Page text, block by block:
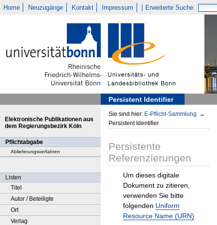
Home Neuzugänge Kontakt Impressum Erweiterte Suche
Persistent Identifier
Elektronische Publikationen aus
dem Regierungsbezirk Köln
Pflichtabgabe
Ablieferungsverfahren
Listen
Titel
Autor / Beteiligte
Ort
Verlag
Sie sind hier: E-Pflicht-Sammlung →
Persistent Identifier
Persistente
Referenzierungen
Um dieses digitale
Dokument zu zitieren,
verwenden Sie bitte
folgenden Uniform
Resource Name (URN)